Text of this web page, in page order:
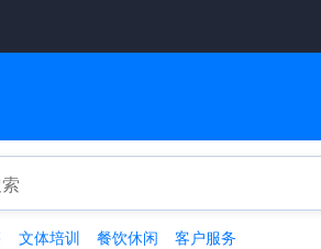
文体培训 餐饮休闲 客户服务